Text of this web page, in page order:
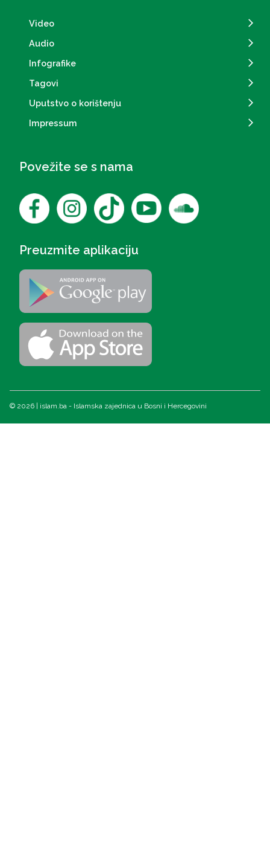
Video
Audio
Infografike
Tagovi
Uputstvo o korištenju
Impressum
Povežite se s nama
Preuzmite aplikaciju
© 2026 | islam.ba - Islamska zajednica u Bosni i Hercegovini